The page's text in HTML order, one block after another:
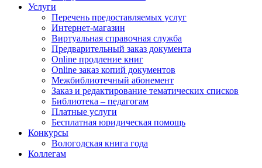
Услуги
Перечень предоставляемых услуг
Интернет-магазин
Виртуальная справочная служба
Предварительный заказ документа
Online продление книг
Online заказ копий документов
Межбиблиотечный абонемент
Заказ и редактирование тематических списков
Библиотека – педагогам
Платные услуги
Бесплатная юридическая помощь
Конкурсы
Вологодская книга года
Коллегам